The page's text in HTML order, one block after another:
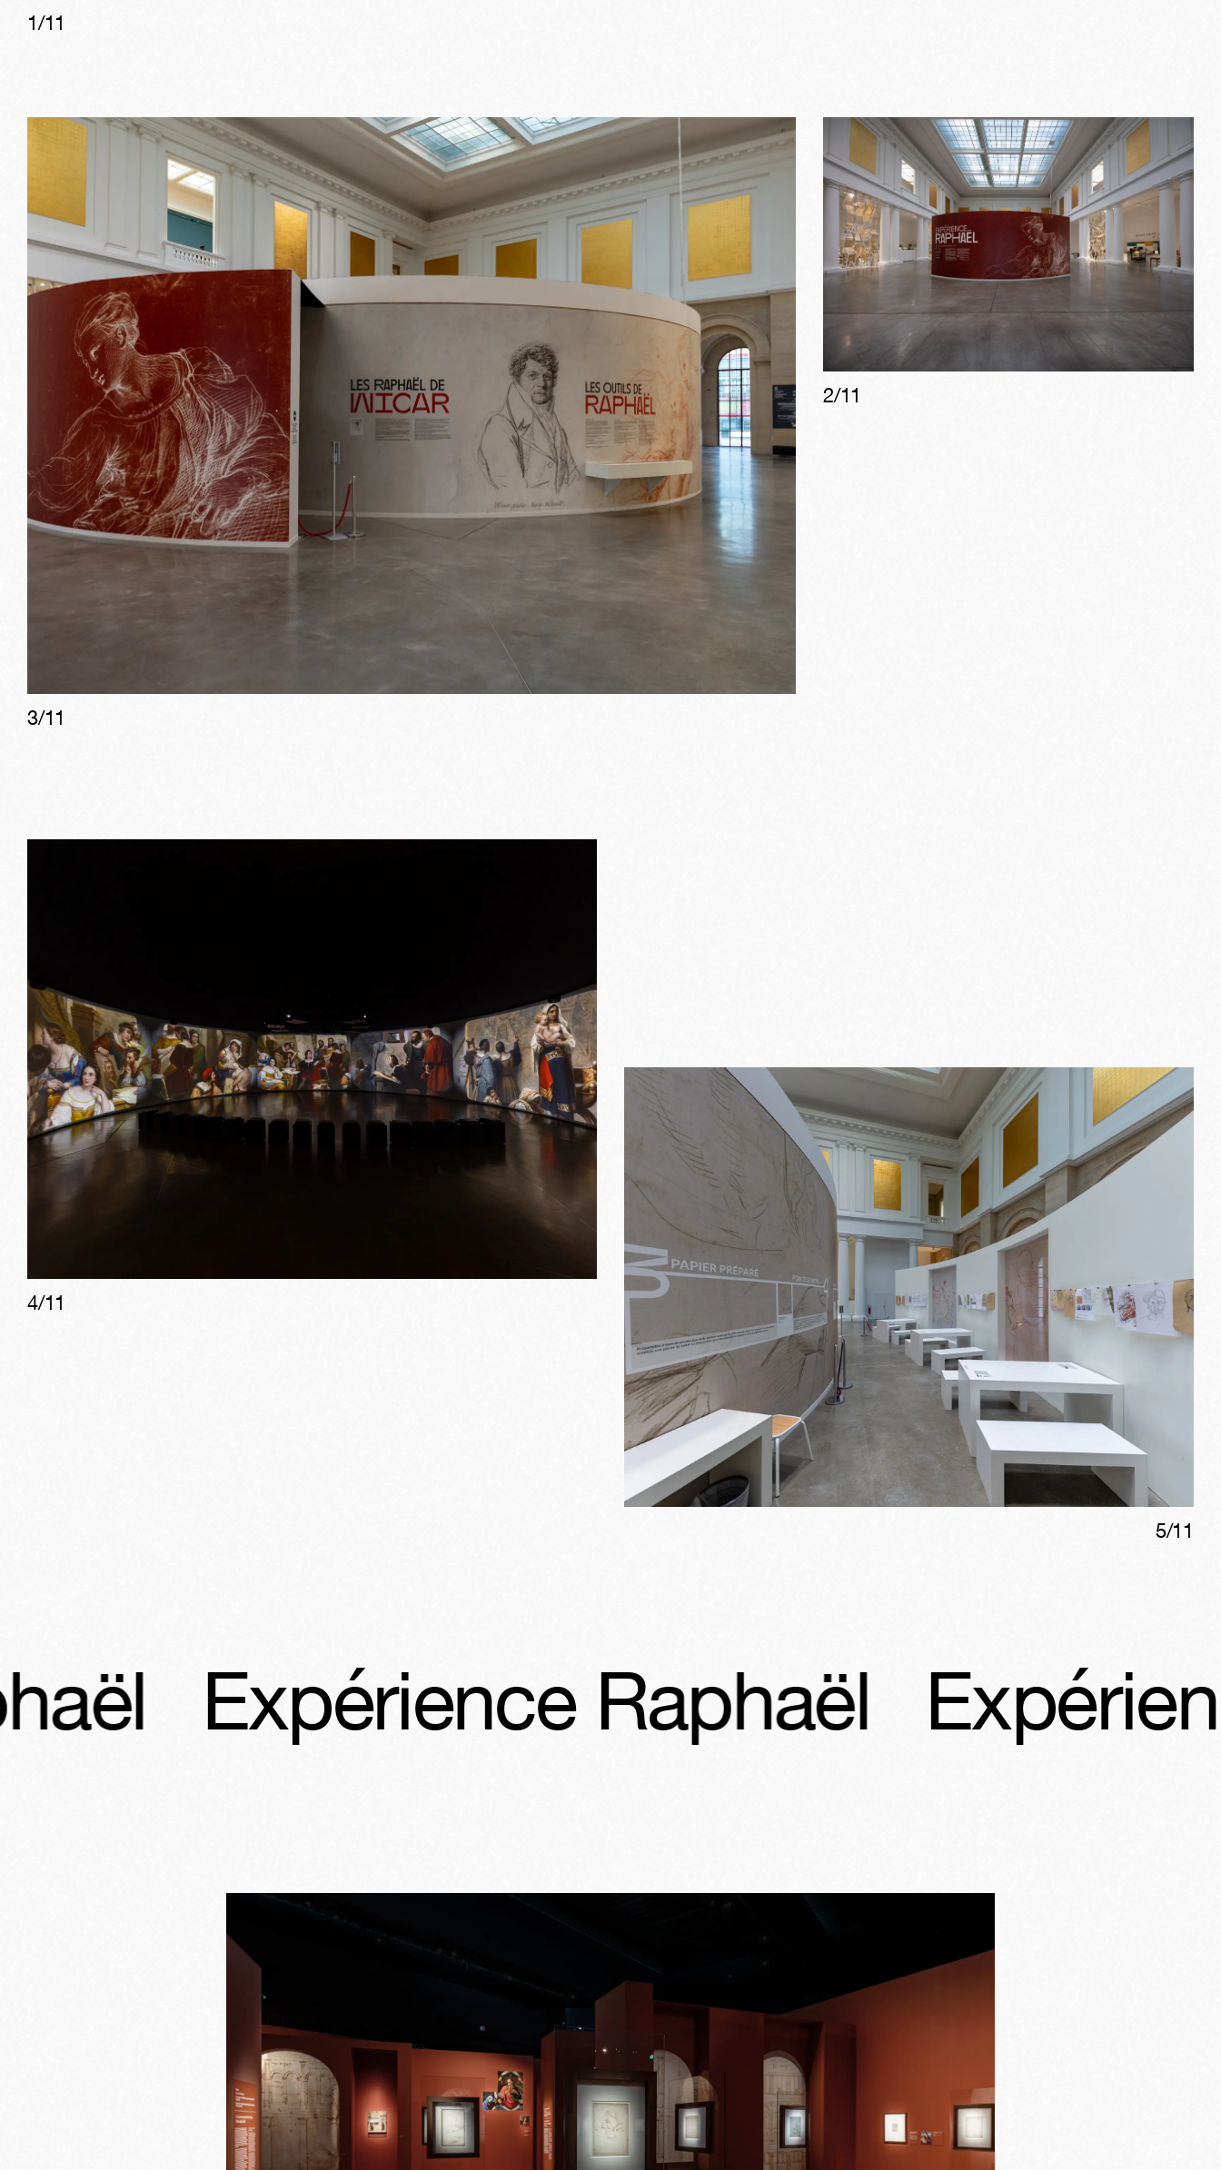
1/11
3/11
2/11
4/11
5/11
Raphaël Expérience